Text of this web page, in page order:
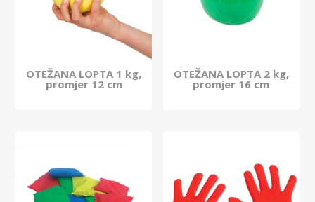
OTEŽANA LOPTA 1 kg,
promjer 12 cm
OTEŽANA LOPTA 2 kg,
promjer 16 cm